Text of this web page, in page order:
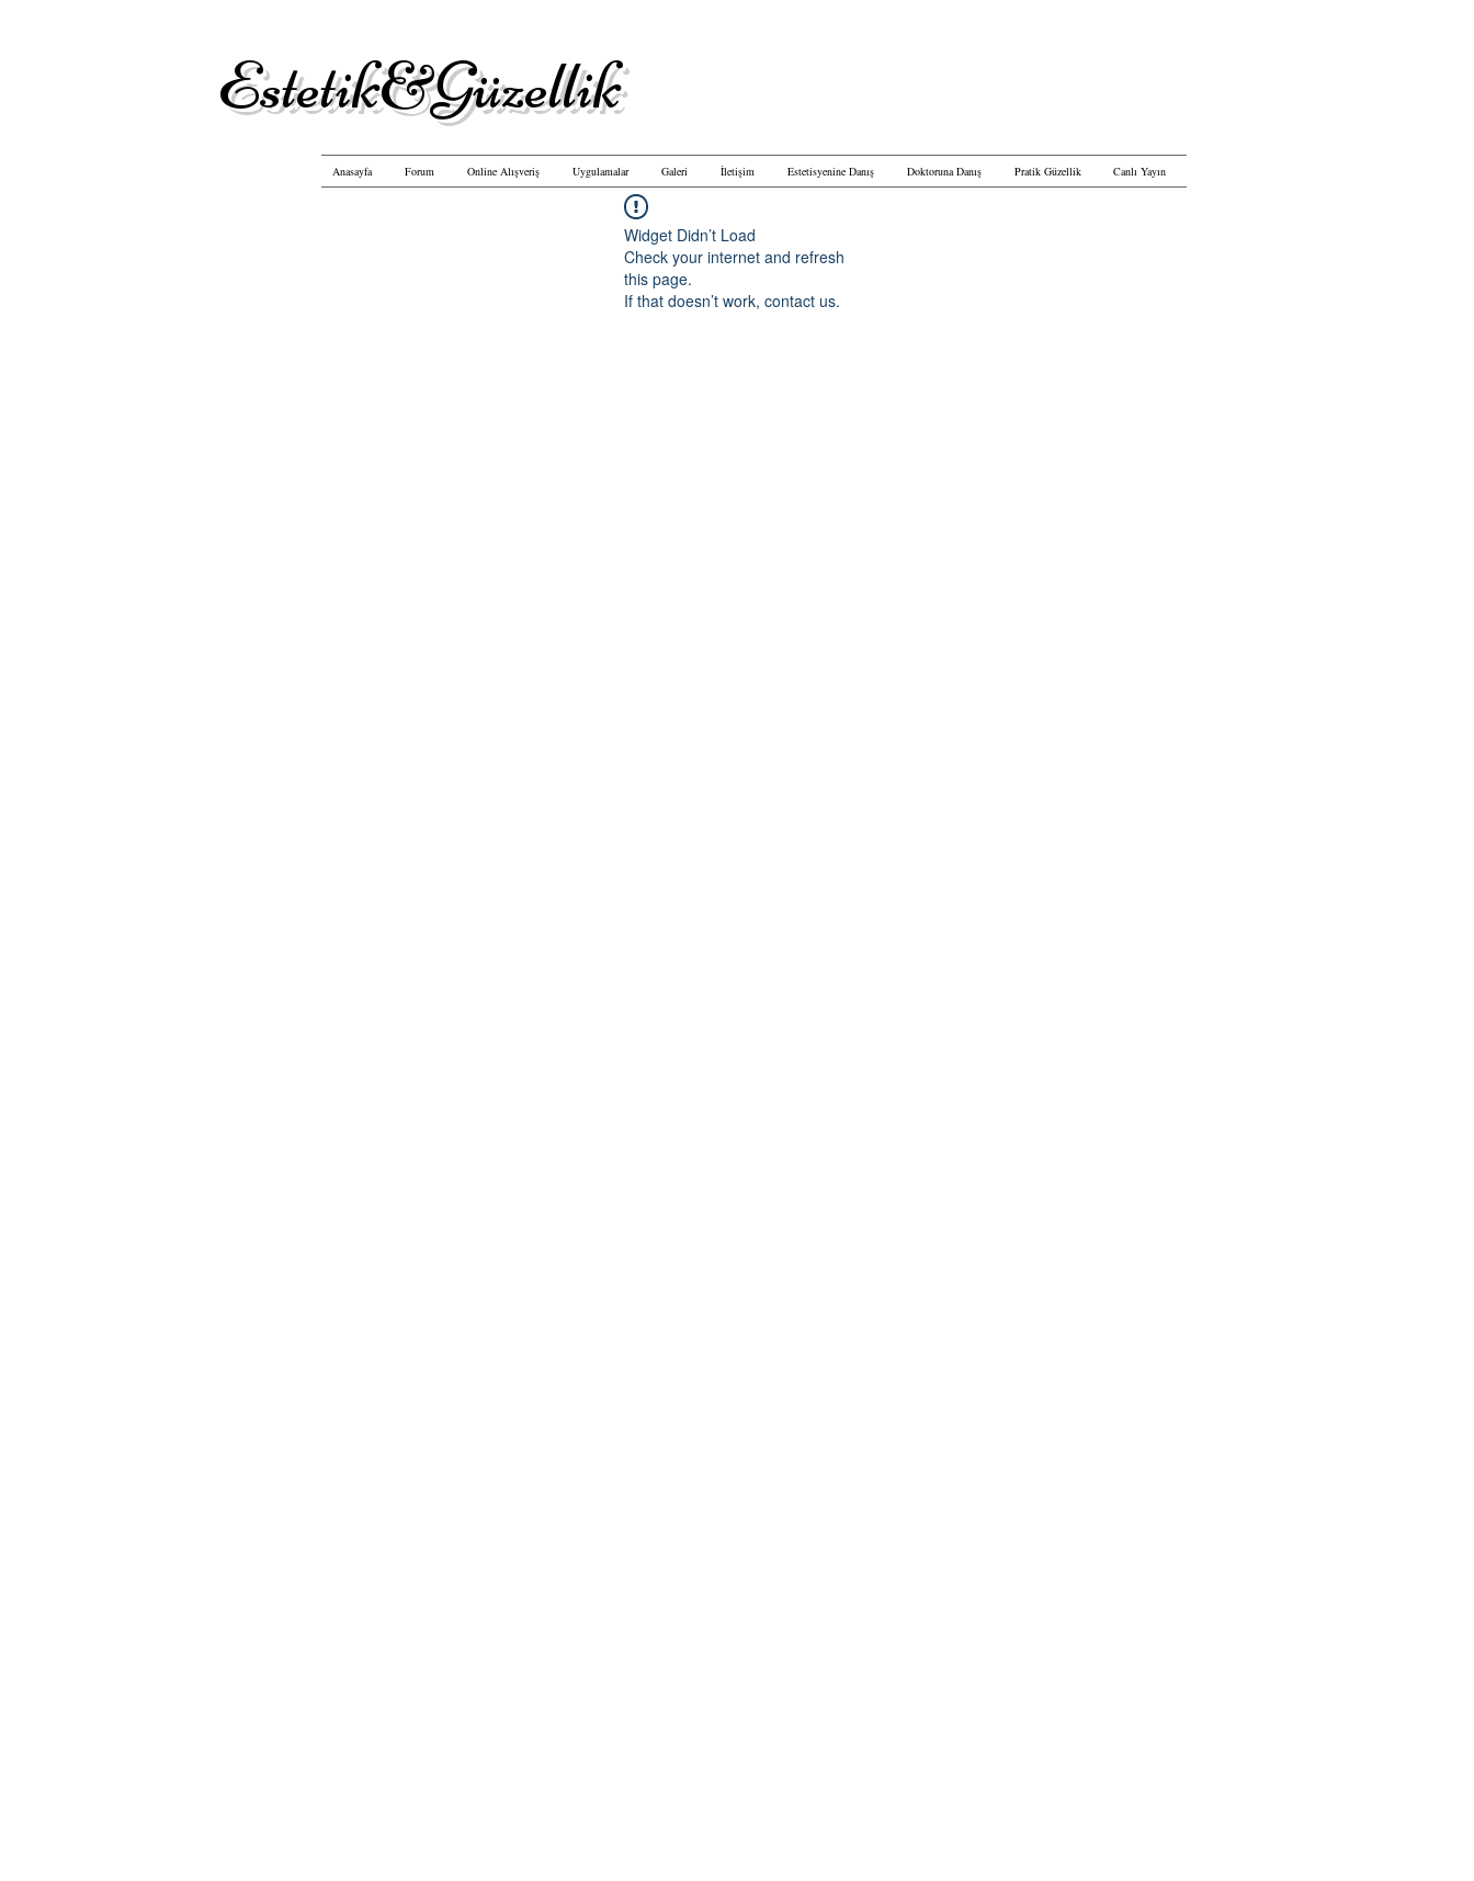
Estetik&Güzellik
Anasayfa Forum Online Alışveriş Uygulamalar Galeri İletişim Estetisyenine Danış Doktoruna Danış Pratik Güzellik Canlı Yayın
Widget Didn’t Load
Check your internet and refresh
this page.
If that doesn’t work, contact us.